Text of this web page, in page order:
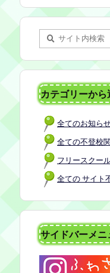
カテゴリーから
全てのお知ら
全ての不登校
フリースクー
全ての サイト
サイドバーメニ